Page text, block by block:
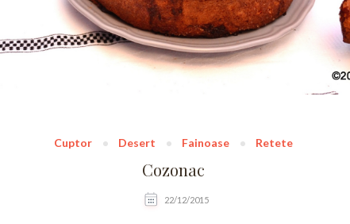
Cuptor Desert Fainoase Retete
Cozonac
22/12/2015